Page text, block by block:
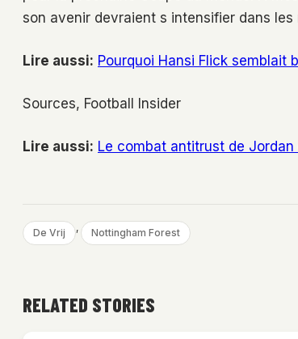
son avenir devraient s intensifier dans les
Lire aussi: Pourquoi Hansi Flick semblait
Sources, Football Insider
Lire aussi: Le combat antitrust de
De Vrij , Nottingham Forest
RELATED STORIES